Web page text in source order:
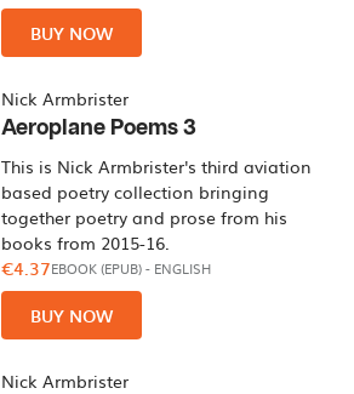
BUY NOW
Nick Armbrister
Aeroplane Poems 3
This is Nick Armbrister's third aviation
based poetry collection bringing
together poetry and prose from his
books from 2015-16.
€4.37EBOOK (EPUB)- ENGLISH
BUY NOW
Nick Armbrister